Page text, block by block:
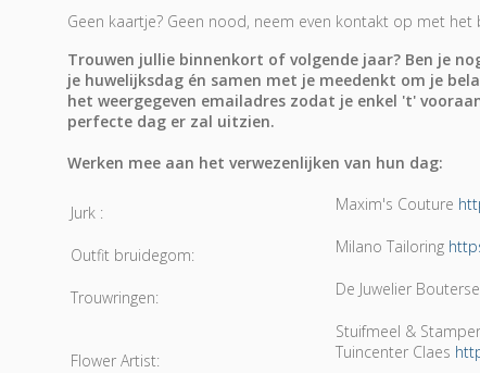
Geen kaartje? Geen nood, neem even kontakt op met het
Trouwen jullie binnenkort of volgende jaar? Ben je
je huwelijksdag én samen met je meedenkt om je
het weergegeven emailadres zodat je enkel 't'
perfecte dag er zal uitzien.
Werken mee aan het verwezenlijken van hun dag:
Jurk : Maxim's Couture
Outfit bruidegom: Milano Tailoring
Trouwringen: De Juwelier
Flower Artist:
Stuifmeel & Stamper
Tuincenter Claes